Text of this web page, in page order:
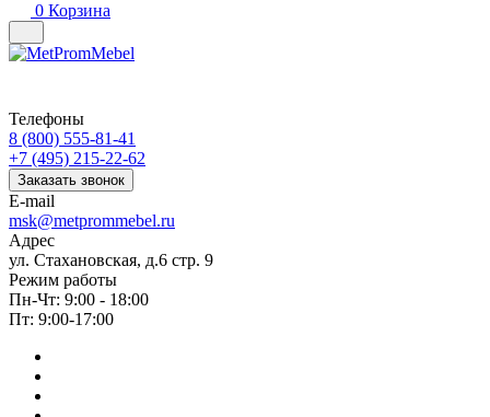
0 Корзина
Телефоны
8 (800) 555-81-41
+7 (495) 215-22-62
Заказать звонок
E-mail
msk@metprommebel.ru
Адрес
ул. Стахановская, д.6 стр. 9
Режим работы
Пн-Чт: 9:00 - 18:00
Пт: 9:00-17:00